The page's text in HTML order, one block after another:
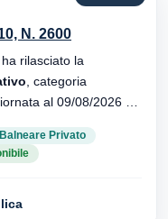
N. 2600
rilasciato la
, categoria
Privato